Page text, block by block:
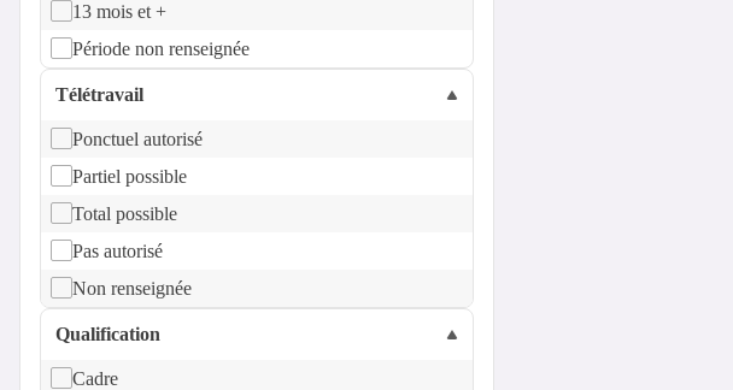
13 mois et +
Période non renseignée
Télétravail
Ponctuel autorisé
Partiel possible
Total possible
Pas autorisé
Non renseignée
Qualification
Cadre